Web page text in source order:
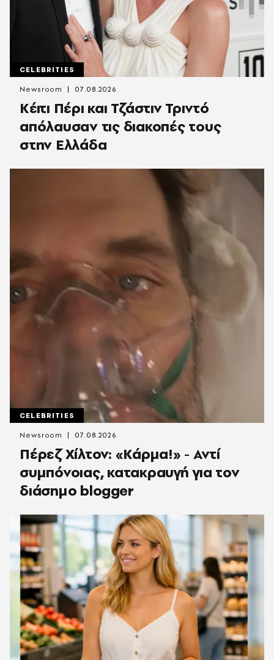
CELEBRITIES
Κέιτι Πέρι και Τζάστιν Τριντό
απόλαυσαν τις διακοπές τους
στην Ελλάδα
Newsroom 07.08.2026
CELEBRITIES
Πέρεζ Χίλτον: «Κάρμα!» - Αντί
συμπόνοιας, κατακραυγή για τον
διάσημο blogger
Newsroom 07.08.2026